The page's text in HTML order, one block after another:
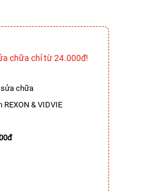
chữa chỉ từ 24.000đ!
chữa
& VIDVIE